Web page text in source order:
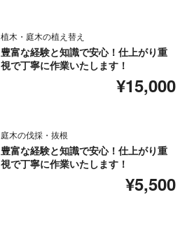
植木・庭木の植え替え
豊富な経験と知識で安心！仕上がり重
視で丁寧に作業いたします！
¥15,000
庭木の伐採・抜根
豊富な経験と知識で安心！仕上がり重
視で丁寧に作業いたします！
¥5,500